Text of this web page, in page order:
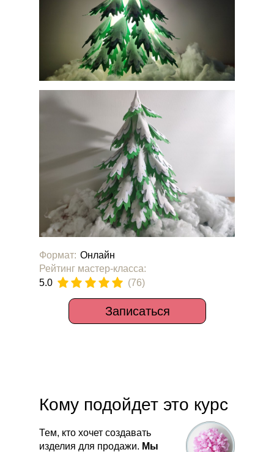
Записаться
Рейтинг мастер-класса:
5.0
(76)
Формат: Онлайн
Кому подойдет это курс
Тем, кто хочет создавать
изделия для продажи. Мы